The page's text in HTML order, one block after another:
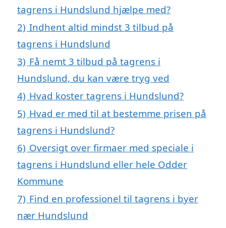
tagrens i Hundslund hjælpe med?
2) Indhent altid mindst 3 tilbud på
tagrens i Hundslund
3) Få nemt 3 tilbud på tagrens i
Hundslund, du kan være tryg ved
4) Hvad koster tagrens i Hundslund?
5) Hvad er med til at bestemme prisen på
tagrens i Hundslund?
6) Oversigt over firmaer med speciale i
tagrens i Hundslund eller hele Odder
Kommune
7) Find en professionel til tagrens i byer
nær Hundslund